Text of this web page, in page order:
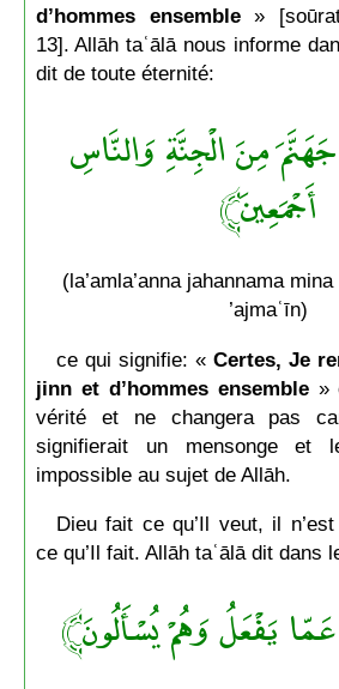
d’hommes ensemble» [soūrat
13]. Allāh taʿālā nous informe
dit de toute éternité:
مِنَ الْجِنَّةِ وَالنَّاسِ
أَجْمَعِينَ﴾
(la’amla’anna jahannama
’ajmaʿīn)
ce qui signifie: «Certes, Je
jinn et d’hommes ensemble »
vérité et ne changera pas
signifierait un mensonge et
impossible au sujet de Allāh.
Dieu fait ce qu’Il veut, il
ce qu’Il fait. Allāh taʿālā dit dans
يَفْعَلُ وَهُمْ يُسْأَلُونَ﴾